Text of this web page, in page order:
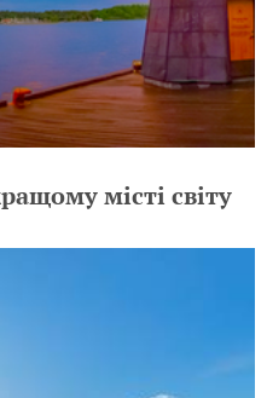
місті світу